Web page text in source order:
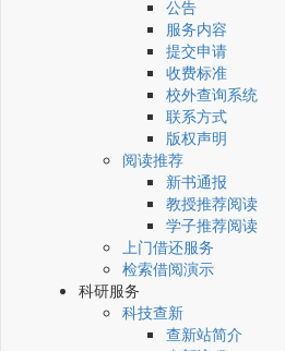
公告
服务内容
提交申请
收费标准
校外查询系统
联系方式
版权声明
阅读推荐
新书通报
教授推荐阅读
学子推荐阅读
上门借还服务
检索借阅演示
科研服务
科技查新
查新站简介